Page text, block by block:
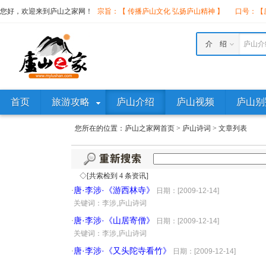
您好，欢迎来到庐山之家网！ 宗旨：【 传播庐山文化 弘扬庐山精神 】 口号：
庐山
介 绍
首页 旅游攻略 庐山介绍 庐山视频 庐山
您所在的位置： 庐山之家网首页 > 庐山诗词 > 文章列表
◇[共索检到 4 条资讯]
· 唐·李涉·《游西林寺》
日期：[2009-12-14]
关键词：李涉,庐山诗词
· 唐·李涉·《山居寄僧》
日期：[2009-12-14]
关键词：李涉,庐山诗词
· 唐·李涉·《又头陀寺看竹》
日期：[2009-12-14]